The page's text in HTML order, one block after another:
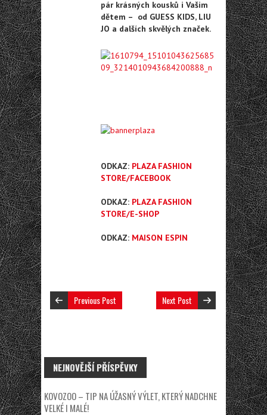
pár krásných kousků i Vašim
dětem – od GUESS KIDS, LIU
JO a dalších skvělých značek.
ODKAZ: PLAZA FASHION
STORE/FACEBOOK
ODKAZ: PLAZA FASHION
STORE/E-SHOP
ODKAZ: MAISON ESPIN
Previous Post Next Post
NEJNOVĚJŠÍ PŘÍSPĚVKY
KOVOZOO – TIP NA ÚŽASNÝ VÝLET, KTERÝ NADCHNE
VELKÉ I MALÉ!